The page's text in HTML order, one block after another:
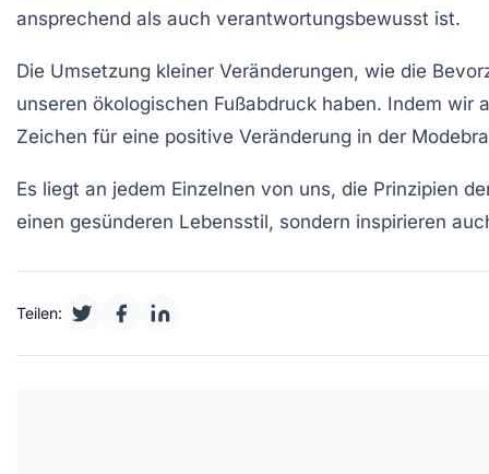
ansprechend als auch verantwortungsbewusst ist.
Die Umsetzung kleiner Veränderungen, wie die
unseren ökologischen Fußabdruck haben. Indem wir
Zeichen für eine positive Veränderung in der
Es liegt an jedem Einzelnen von uns, die Prinzipien
einen gesünderen Lebensstil, sondern inspirieren
Teilen: